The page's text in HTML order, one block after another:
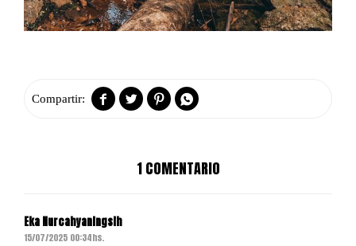
   
1 COMENTARIO
Eka Nurcahyaningsih
15/07/2025 00:34hs.